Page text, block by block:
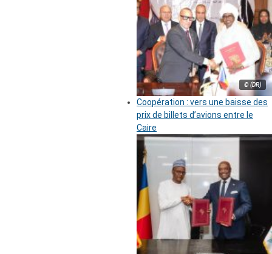
© (DR)
Coopération : vers une baisse des
prix de billets d’avions entre le
Caire